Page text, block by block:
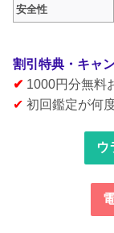
安全性
割引特典・キャ
✔ 1000円分無料
✔ 初回鑑定が何
ウ